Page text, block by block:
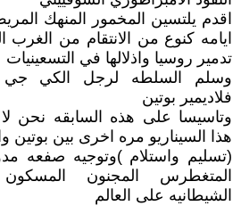
اقدم يلتسين المخمور المنهك
ايامه كنوع من الانتقام من
تدمير روسيا واذلالها في التسعينيات
وسلم السلطه لرجل الكي جي
فلاديمير بوتين
وتاسيسا على هذه السابقه نحن
هذا السيناريو مره اخرى بين بوتين
(تسليم واستلام )وتوجيه صفعه
المتغطرس المجنون
الشيطانيه على العالم